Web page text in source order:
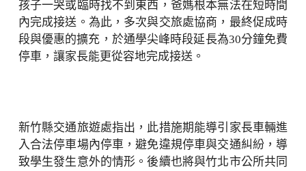
孩子一哭或臨時找不到東西，爸媽根本無法在短時間
內完成接送。為此，多次與交旅處協商，最終促成時
段與優惠的擴充，於通學尖峰時段延長為30分鐘免費
停車，讓家長能更從容地完成接送。
新竹縣交通旅遊處指出，此措施期能導引家長車輛進
入合法停車場內停車，避免違規停車與交通糾紛，導
致學生發生意外的情形。後續也將與竹北市公所共同